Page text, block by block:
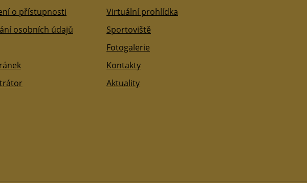
o přístupnosti
osobních údajů
Virtuální prohlídka
Sportoviště
Fotogalerie
Kontakty
Aktuality